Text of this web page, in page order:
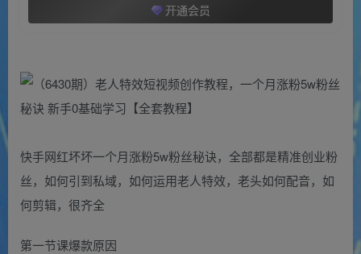
开通会员
快手网红坏坏一个月涨粉5w粉丝秘诀，全部都是精准创业粉
丝，如何引到私域，如何运用老人特效，老头如何配音，如
何剪辑，很齐全
第一节课爆款原因